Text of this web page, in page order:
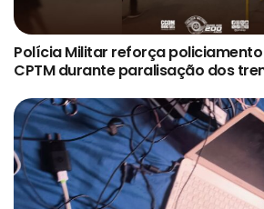
Polícia Militar reforça
CPTM durante paralisação dos